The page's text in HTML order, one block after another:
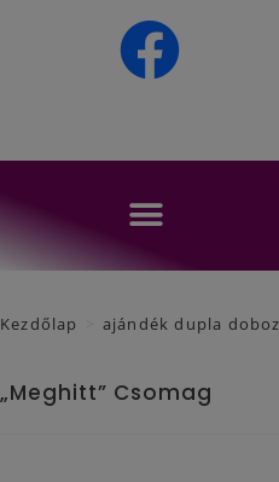
Kezdőlap ajándék dupla doboz
„Meghitt” Csomag